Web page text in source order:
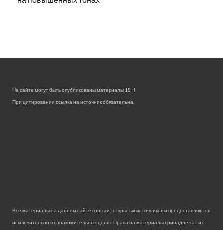
На сайте могут быть опубликованы материалы 18+!
При цитировании ссылка на источник обязательна.
Все материалы на данном сайте взяты из открытых источников и предоставляются
исключительно в ознакомительных целях. Права на материалы принадлежат их